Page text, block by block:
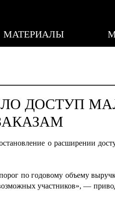
МАТЕРИАЛЫ
ДОСТУП
о расширении
по годовому объему
участников», —